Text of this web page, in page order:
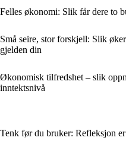
Felles økonomi: Slik får dere to
Små seire, stor forskjell: Slik
gjelden din
Økonomisk tilfredshet – slik
inntektsnivå
Tenk før du bruker: Refleksjon